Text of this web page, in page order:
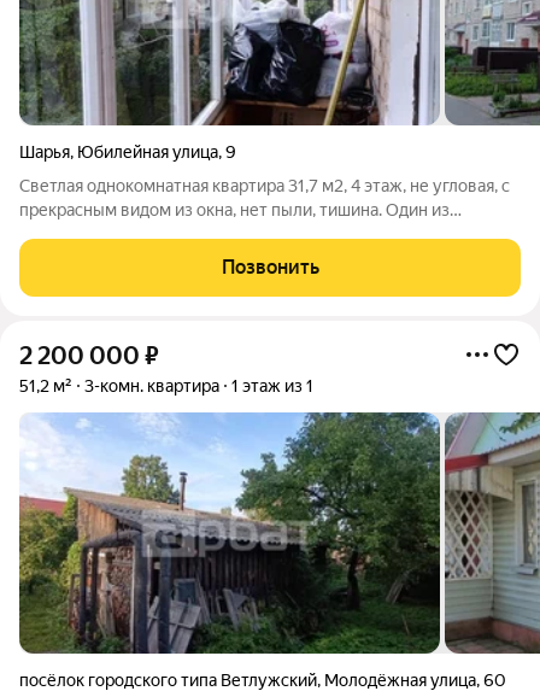
Шарья, Юбилейная улица,9
Светлая однокомнатная квартира 31,7 м2, 4 этаж, не угловая, с
прекрасным видом из окна, нет пыли, тишина. Один из
прекрасные соседи. Развитая инфраструктура: во дворе дома
детский сад, в
Позвонить
2 200 000 ₽
51,2 м² 3-комн. квартира 1 этаж из 1
посёлок городского типа Ветлужский, Молодёжная улица,60